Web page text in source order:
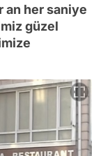
an her saniye
güzel